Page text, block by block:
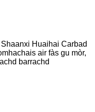
Huaihai Carbad
air fàs gu mòr,
barrachd